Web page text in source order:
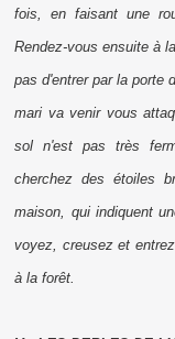
fois, en faisant une
Rendez-vous ensuite à
pas d'entrer par la porte
mari va venir vous
sol n'est pas très
cherchez des étoiles
maison, qui indiquent
voyez, creusez et
à la forêt.